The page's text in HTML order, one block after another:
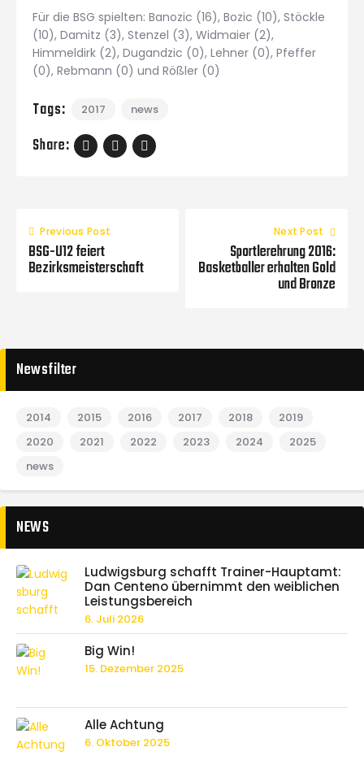
Für die BSG spielten: Banozic (16), Bozic (10), Stöckle
(10), Damitz (3), Stenzel (3), Widmaier (2),
Himmeldirk (2), Dugandzic (0), Lehner (0), Pfeffer
(0), Rebmann (0) und Rößler (0)
Tags: 2017 news
Share:
Previous Post
BSG-U12 feiert
Bezirksmeisterschaft
Next Post
Sportlerehrung 2016:
Basketballer erhalten Gold
und Bronze
Newsfilter
2014 2015 2016 2017 2018
2019
2020
2021 2022 2023 2024
2025
news
NEWS
Ludwigsburg schafft Trainer-Hauptamt:
Dan Centeno übernimmt den weiblichen
Leistungsbereich
6. Juli 2026
Big Win!
15. Dezember 2025
Alle Achtung
6. Oktober 2025